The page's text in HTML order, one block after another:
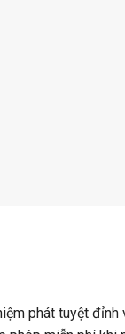
phát tuyệt